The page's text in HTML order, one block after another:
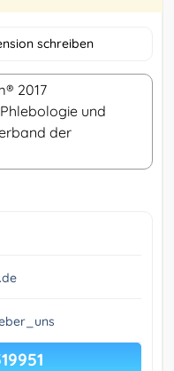
schreiben
2017
und
der